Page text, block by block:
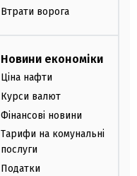
Втрати ворога
Новини економіки
Ціна нафти
Курси валют
Фінансові новини
Тарифи на комунальні
послуги
Податки